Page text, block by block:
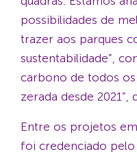
possibilidades de
trazer aos parques
sustentabilidade”,
carbono de todos
zerada desde 2021”,
Entre os projetos
foi credenciado pelo